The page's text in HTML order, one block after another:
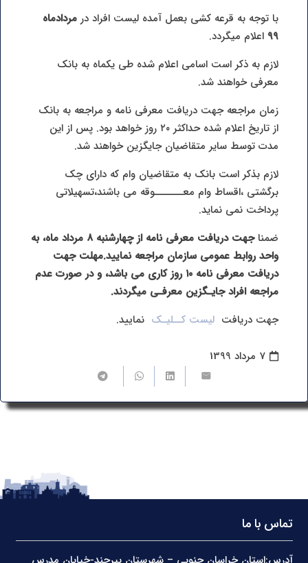
با توجه به قرعه کشی بعمل آمده لیست افراد در مردادماه
۹۹ اعلام میگردد.
لازم به ذکر است اسامی اعلام شده طی یکماه به بانک
معرفی خواهند شد.
زمان مراجعه جهت دریافت معرفی نامه و مراجعه به بانک
از تاریخ اعلام شده حداکثر ۲۰ روز خواهد بود. پس از این
مدت توسط سایر متقاضیان جایگزین خواهند شد.
لازم بذکر است بانک به متقاضیان وام که دارای چک
برگشتی ،اقساط وام معـــــــوقه می باشند،تسهیلاتی
پرداخت نمی نماید.
ضمنا
جهت دریافت معرفی نامه از چهارشنبه 8 مرداد ماه، به
واحد روابط عمومی سازمان مراجعه نمایید.مهلت جهت
دریافت معرفی نامه ۱۰ روز کاری می باشد، و در صورت عدم
مراجعه افراد جایـگزین معرفـی میگردند.
جهت دریافت لیست کــلیـک نمایید.
7 مرداد 1399
تماس با ما